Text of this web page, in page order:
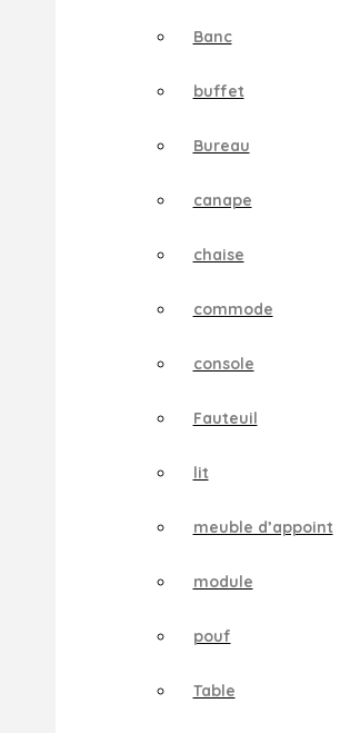
Banc
buffet
Bureau
canape
chaise
commode
console
Fauteuil
lit
meuble d’appoint
module
pouf
Table